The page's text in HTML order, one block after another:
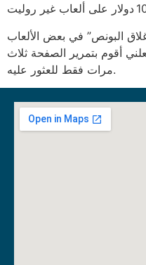
البونص” في بعض الألعاب
أقوم بتمرير الصفحة ثلاث
مرات فقط للعثور عليه.